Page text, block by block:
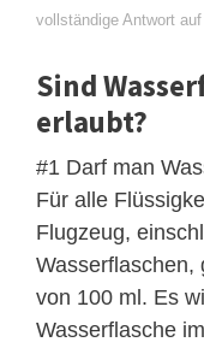
vollständige Antwort
Sind
erlaubt?
#1 Darf man
Für alle
Flugzeug,
Wasserflaschen,
von 100 ml. Es
Wasserflasche